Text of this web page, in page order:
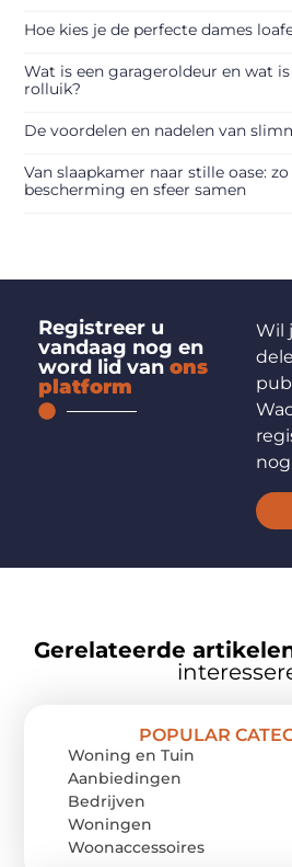
Hoe kies je de perfecte dames
Wat is een garageroldeur en wat
rolluik?
De voordelen en nadelen van
Van slaapkamer naar stille oase:
bescherming en sfeer samen
Registreer u
vandaag nog en
word lid van ons
platform
Wil
Gerelateerde
POPULAR
Woning en Tuin
Aanbiedingen
Bedrijven
Woningen
Woonaccessoires